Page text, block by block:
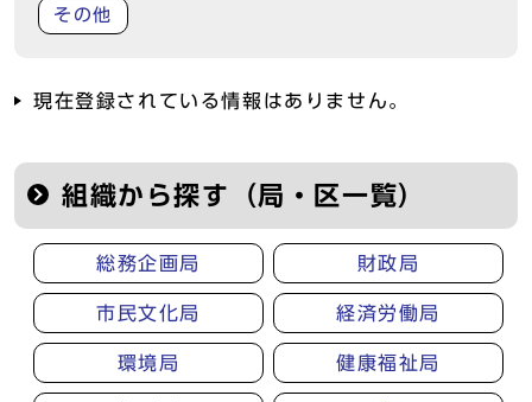
その他
現在登録されている情報はありません。
組織から探す（局・区一覧）
総務企画局 財政局
市民文化局 経済労働局
環境局 健康福祉局